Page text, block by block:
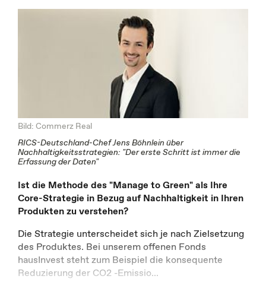
Bild: Commerz Real
RICS-Deutschland-Chef Jens Böhnlein über
Nachhaltigkeitsstrategien: "Der erste Schritt ist immer die
Erfassung der Daten"
Ist die Methode des "Manage to Green" als Ihre
Core-Strategie in Bezug auf Nachhaltigkeit in Ihren
Produkten zu verstehen?
Die Strategie unterscheidet sich je nach Zielsetzung
des Produktes. Bei unserem offenen Fonds
hausInvest steht zum Beispiel die konsequente
Reduzierung der CO2 -Emissio...